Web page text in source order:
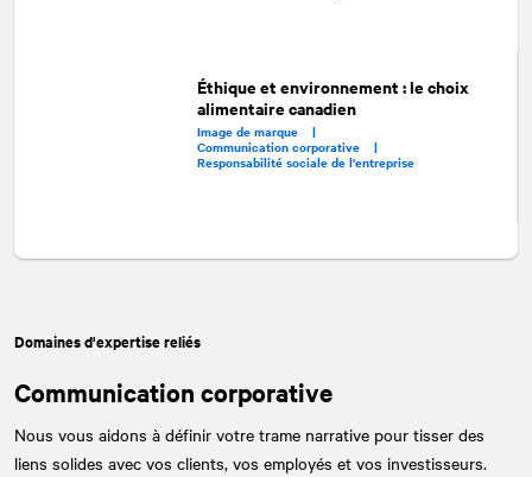
Éthique et environnement : le choix
alimentaire canadien
Image de marque |
Communication corporative |
Responsabilité sociale de l'entreprise
Domaines d'expertise reliés
Communication corporative
Nous vous aidons à définir votre trame narrative pour tisser des
liens solides avec vos clients, vos employés et vos investisseurs.